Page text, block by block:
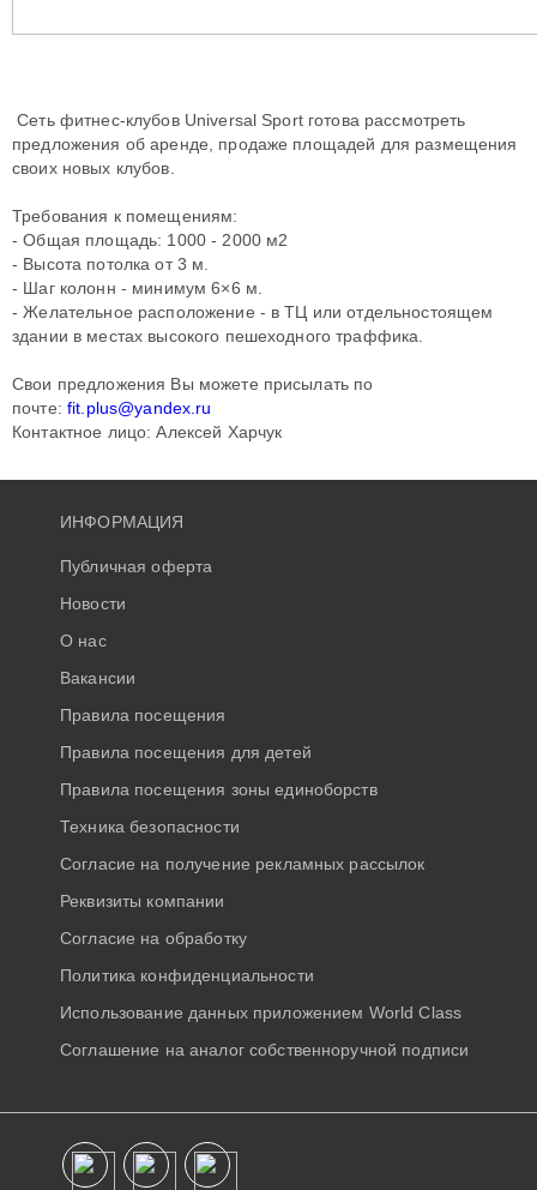
Сеть фитнес-клубов Universal Sport готова рассмотреть
предложения об аренде, продаже площадей для размещения
своих новых клубов.
Требования к помещениям:
- Общая площадь: 1000 - 2000 м2
- Высота потолка от 3 м.
- Шаг колонн - минимум 6×6 м.
- Желательное расположение - в ТЦ или отдельностоящем
здании в местах высокого пешеходного траффика.
Свои предложения Вы можете присылать по
почте: fit.plus@yandex.ru
Контактное лицо: Алексей Харчук
ИНФОРМАЦИЯ
Публичная оферта
Новости
О нас
Вакансии
Правила посещения
Правила посещения для детей
Правила посещения зоны единоборств
Техника безопасности
Согласие на получение рекламных рассылок
Реквизиты компании
Согласие на обработку
Политика конфиденциальности
Использование данных приложением World Class
Соглашение на аналог собственноручной подписи